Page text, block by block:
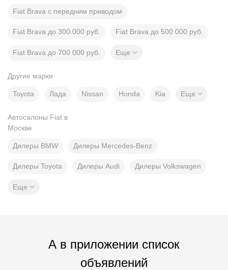
Fiat Brava с передним приводом
Fiat Brava до 300 000 руб. Fiat Brava до 500 000 руб.
Fiat Brava до 700 000 руб. Еще
Другие марки
Toyota Лада Nissan Honda Kia Еще
Автосалоны Fiat в
Москве
Дилеры BMW Дилеры Mercedes-Benz
Дилеры Toyota Дилеры Audi Дилеры Volkswagen
Еще
А в приложении список
объявлений